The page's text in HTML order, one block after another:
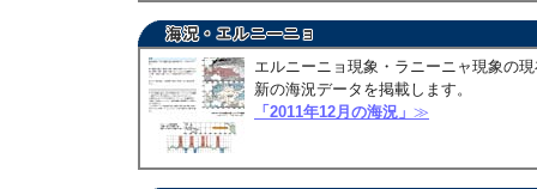
エルニーニョ現象・ラニーニャ現象の
新の海況データを掲載します。
「2011年12月の海況」 ≫